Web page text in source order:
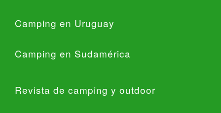
Camping en Uruguay
Camping en Sudamérica
Revista de camping y outdoor